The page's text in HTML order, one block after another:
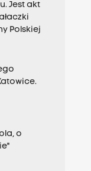
Jest akt
Polskiej
o